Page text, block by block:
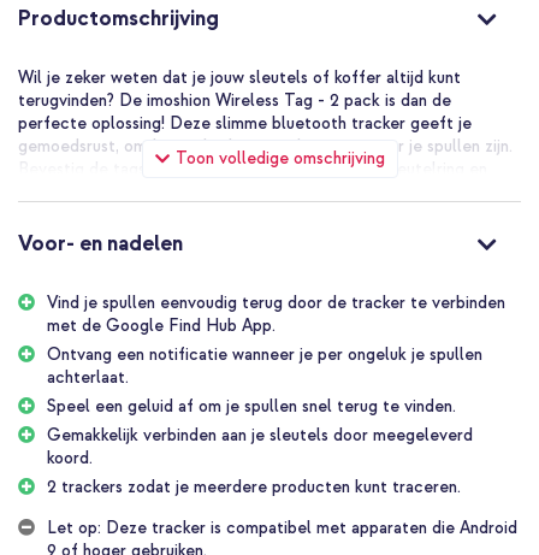
Productomschrijving
Toon volledige omschrijving
Wil je zeker weten dat je jouw sleutels of koffer altijd kunt
terugvinden? De imoshion Wireless Tag - 2 pack is dan de
perfecte oplossing! Deze slimme bluetooth tracker geeft je
gemoedsrust, omdat je altijd precies kunt zien waar je spullen zijn.
Bevestig de tags eenvoudig aan je items met de sleutelring en
met de Google Vind-plek-App of ook wel Find Hub App. Via de
app zie je op de kaart exact waar je spullen voor het laatst zijn
gezien en ontvang je een melding als je iets per ongeluk hebt
achtergelaten. Is je tag in de buurt? Laat hem dan een geluid
afspelen via de app, zodat je alleen het geluid hoeft te volgen om
je item terug te vinden. Dankzij deze slimme functies reis je met
minder stress en bespaar je waardevolle tijd bij het zoeken naar
verloren spullen.
Door het meegeleverde koord bevestig je de imoshion Wireless
Voor- en nadelen
Vind je spullen eenvoudig terug door de tracker te verbinden
met de Google Find Hub App.
Ontvang een notificatie wanneer je per ongeluk je spullen
achterlaat.
Speel een geluid af om je spullen snel terug te vinden.
Gemakkelijk verbinden aan je sleutels door meegeleverd
koord.
2 trackers zodat je meerdere producten kunt traceren.
Let op: Deze tracker is compatibel met apparaten die Android
9 of hoger gebruiken.